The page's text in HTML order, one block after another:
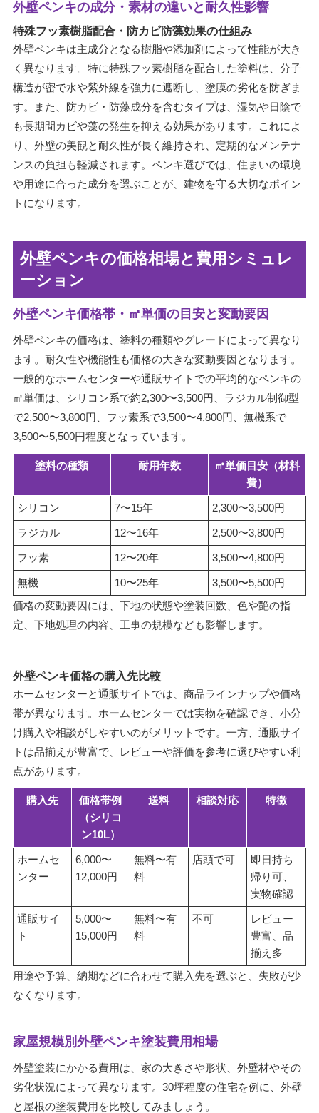
外壁ペンキの成分・素材の違いと耐久性影響
特殊フッ素樹脂配合・防カビ防藻効果の仕組み
外壁ペンキは主成分となる樹脂や添加剤によって性能が大き
く異なります。特に特殊フッ素樹脂を配合した塗料は、分子
構造が密で水や紫外線を強力に遮断し、塗膜の劣化を防ぎま
す。また、防カビ・防藻成分を含むタイプは、湿気や日陰で
も長期間カビや藻の発生を抑える効果があります。これによ
り、外壁の美観と耐久性が長く維持され、定期的なメンテナ
ンスの負担も軽減されます。ペンキ選びでは、住まいの環境
や用途に合った成分を選ぶことが、建物を守る大切なポイン
トになります。
外壁ペンキの価格相場と費用シミュレ
ーション
外壁ペンキ価格帯・㎡単価の目安と変動要因
外壁ペンキの価格は、塗料の種類やグレードによって異なり
ます。耐久性や機能性も価格の大きな変動要因となります。
一般的なホームセンターや通販サイトでの平均的なペンキの
㎡単価は、シリコン系で約2,300〜3,500円、ラジカル制御型
で2,500〜3,800円、フッ素系で3,500〜4,800円、無機系で
3,500〜5,500円程度となっています。
塗料の種類 耐用年数
㎡単価目安（材料
費）
シリコン 7〜15年 2,300〜3,500円
ラジカル 12〜16年 2,500〜3,800円
フッ素 12〜20年 3,500〜4,800円
無機 10〜25年
3,500〜5,500円
価格の変動要因には、下地の状態や塗装回数、色や艶の指
定、下地処理の内容、工事の規模なども影響します。
外壁ペンキ価格の購入先比較
ホームセンターと通販サイトでは、商品ラインナップや価格
帯が異なります。ホームセンターでは実物を確認でき、小分
け購入や相談がしやすいのがメリットです。一方、通販サイ
トは品揃えが豊富で、レビューや評価を参考に選びやすい利
点があります。
購入先
価格帯例
（シリコ
ン10L）
送料 相談対応 特徴
ホームセ
ンター
6,000〜
12,000円
無料〜有
料
店頭で可
即日持ち
帰り可、
実物確認
通販サイ
ト
5,000〜
15,000円
無料〜有
料
不可
レビュー
豊富、品
揃え多
用途や予算、納期などに合わせて購入先を選ぶと、失敗が少
なくなります。
家屋規模別外壁ペンキ塗装費用相場
外壁塗装にかかる費用は、家の大きさや形状、外壁材やその
劣化状況によって異なります。30坪程度の住宅を例に、外壁
と屋根の塗装費用を比較してみましょう。